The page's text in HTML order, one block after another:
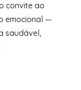
convite ao
emocional —
saudável,